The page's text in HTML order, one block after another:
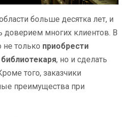
больше десятка лет, и
доверием многих клиентов. В
только приобрести
, но и сделать
того, заказчики
преимущества при